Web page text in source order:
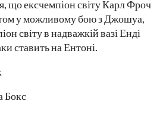
що ексчемпіон світу Карл Фроч
у можливому бою з Джошуа,
світу в надважкій вазі Енді
ставить на Ентоні.
Бокс